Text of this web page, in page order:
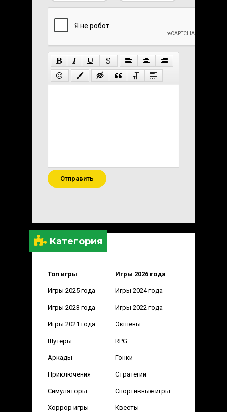
Категория
Топ игры Игры 2026 года
Игры 2025 года Игры 2024 года
Игры 2023 года Игры 2022 года
Игры 2021 года Экшены
Шутеры RPG
Аркады Гонки
Приключения Стратегии
Симуляторы Спортивные игры
Хоррор игры Квесты
Отправить